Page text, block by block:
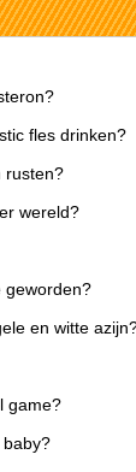
fles drinken?
rusten?
wereld?
geworden?
en witte
game?
baby?